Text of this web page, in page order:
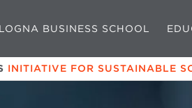
BUSINESS SCHOOL
INITIATIVE FOR SUSTAINABLE